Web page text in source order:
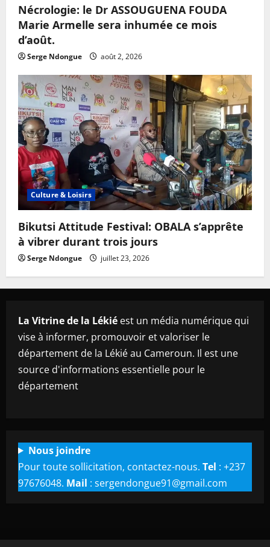
Nécrologie: le Dr ASSOUGUENA FOUDA
Marie Armelle sera inhumée ce mois
d’août.
Serge Ndongue août 2, 2026
Culture & Loisirs
Bikutsi Attitude Festival: OBALA s’apprête
à vibrer durant trois jours
Serge Ndongue juillet 23, 2026
La Vitrine de la Lékié est un média numérique qui
vise à informer, promouvoir et valoriser le
département de la Lékié au Cameroun. Il est une
source d'informations essentielle pour le
département
Nous joindre
Pour toute sollicitation, contactez-nous. Tel : +237
97676048. Mail : sergendongue91@gmail.com